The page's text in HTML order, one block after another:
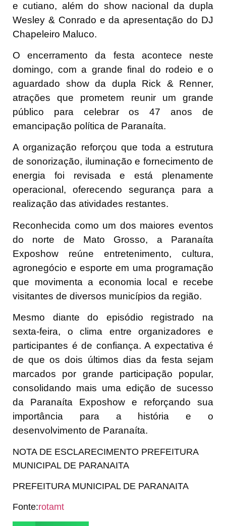
e cutiano, além do show nacional da dupla
Wesley & Conrado e da apresentação do DJ
Chapeleiro Maluco.
O encerramento da festa acontece neste
domingo, com a grande final do rodeio e o
aguardado show da dupla Rick & Renner,
atrações que prometem reunir um grande
público para celebrar os 47 anos de
emancipação política de Paranaíta.
A organização reforçou que toda a estrutura
de sonorização, iluminação e fornecimento de
energia foi revisada e está plenamente
operacional, oferecendo segurança para a
realização das atividades restantes.
Reconhecida como um dos maiores eventos
do norte de Mato Grosso, a Paranaíta
Exposhow reúne entretenimento, cultura,
agronegócio e esporte em uma programação
que movimenta a economia local e recebe
visitantes de diversos municípios da região.
Mesmo diante do episódio registrado na
sexta-feira, o clima entre organizadores e
participantes é de confiança. A expectativa é
de que os dois últimos dias da festa sejam
marcados por grande participação popular,
consolidando mais uma edição de sucesso
da Paranaíta Exposhow e reforçando sua
importância para a história e o
desenvolvimento de Paranaíta.
NOTA DE ESCLARECIMENTO PREFEITURA
MUNICIPAL DE PARANAITA
PREFEITURA MUNICIPAL DE PARANAITA
Fonte:rotamt